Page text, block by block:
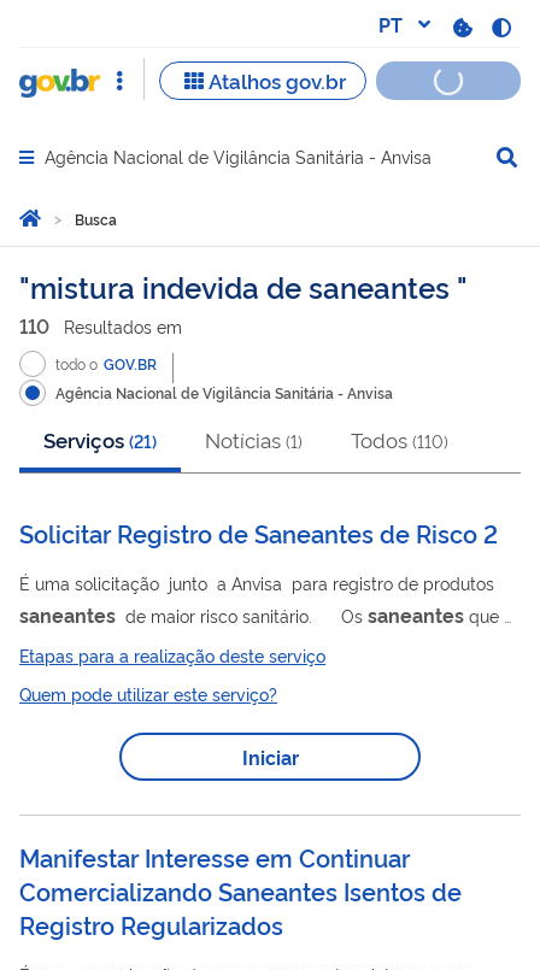
Abrir menu principal de navegação
Agência Nacional de Vigilância Sanitária - Anvisa
Você está aqui:
Página Inicial
Busca
Busca
mistura indevida de saneantes
110 Resultados em
todo o GOV.BR
Agência Nacional de Vigilância Sanitária - Anvisa
Serviços (21) Notícias (1) Todos (110)
Solicitar Registro de Saneantes de Risco 2
É uma solicitação junto a Anvisa para registro de produtos
saneantes de maior risco sanitário. Os saneantes que
precisam de registro são: detergentes (incluindo detergente
enzimático para uso hospitalar) e congêneres (produtos
corrosivos); desinfetantes (destinados ao uso geral, à
indústria de alimentos e afins, para aplicação em roupas e
tecidos, para tratamento de piscinas e água para consumo, a
Etapas para a realização deste serviço
Quem pode utilizar este serviço?
Iniciar
Manifestar Interesse em Continuar
Comercializando Saneantes Isentos de
Registro Regularizados